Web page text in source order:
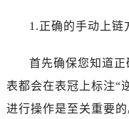
1.正确的手动上链
首先确保您知道
表都会在表冠上标注“
进行操作是至关重要的